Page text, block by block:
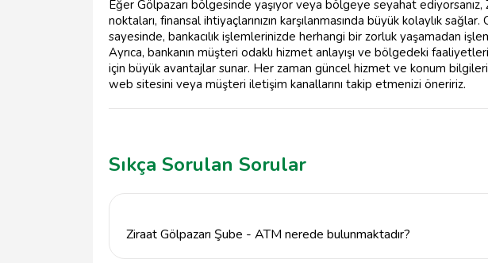
Eğer Gölpazarı bölgesinde yaşıyor veya bölgeye seyahat ediyorsanız,
noktaları, finansal ihtiyaçlarınızın karşılanmasında büyük kolaylık
sayesinde, bankacılık işlemlerinizde herhangi bir zorluk yaşamadan
Ayrıca, bankanın müşteri odaklı hizmet anlayışı ve bölgedeki
için büyük avantajlar sunar. Her zaman güncel hizmet ve konum bilgileri
web sitesini veya müşteri iletişim kanallarını takip etmenizi öneririz.
Sıkça Sorulan Sorular
Ziraat Gölpazarı Şube - ATM nerede bulunmaktadır?